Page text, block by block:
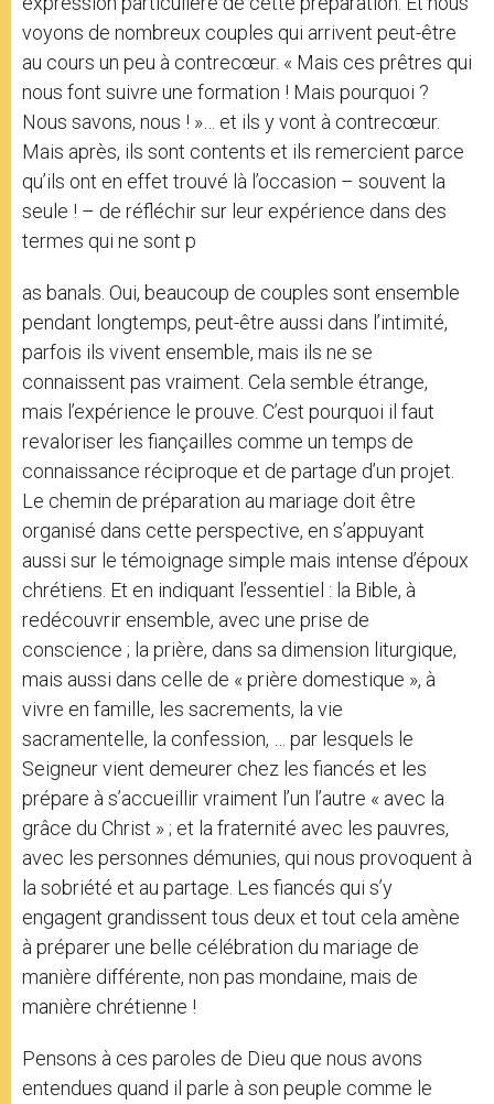
voyons de nombreux couples qui arrivent peut-être
au cours un peu à contrecœur. « Mais ces prêtres qui
nous font suivre une formation ! Mais pourquoi ?
Nous savons, nous ! »… et ils y vont à contrecœur.
Mais après, ils sont contents et ils remercient parce
qu’ils ont en effet trouvé là l’occasion – souvent la
seule ! – de réfléchir sur leur expérience dans des
termes qui ne sont p
as banals. Oui, beaucoup de couples sont ensemble
pendant longtemps, peut-être aussi dans l’intimité,
parfois ils vivent ensemble, mais ils ne se
connaissent pas vraiment. Cela semble étrange,
mais l’expérience le prouve. C’est pourquoi il faut
revaloriser les fiançailles comme un temps de
connaissance réciproque et de partage d’un projet.
Le chemin de préparation au mariage doit être
organisé dans cette perspective, en s’appuyant
aussi sur le témoignage simple mais intense d’époux
chrétiens. Et en indiquant l’essentiel : la Bible, à
redécouvrir ensemble, avec une prise de
conscience ; la prière, dans sa dimension liturgique,
mais aussi dans celle de « prière domestique », à
vivre en famille, les sacrements, la vie
sacramentelle, la confession, … par lesquels le
Seigneur vient demeurer chez les fiancés et les
prépare à s’accueillir vraiment l’un l’autre « avec la
grâce du Christ » ; et la fraternité avec les pauvres,
avec les personnes démunies, qui nous provoquent à
la sobriété et au partage. Les fiancés qui s’y
engagent grandissent tous deux et tout cela amène
à préparer une belle célébration du mariage de
manière différente, non pas mondaine, mais de
manière chrétienne !
Pensons à ces paroles de Dieu que nous avons
entendues quand il parle à son peuple comme le